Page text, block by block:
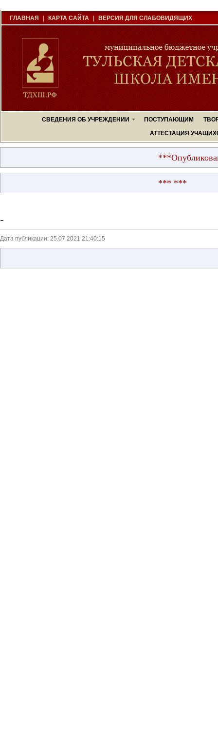
ГЛАВНАЯ КАРТА САЙТА ВЕРСИЯ ДЛЯ СЛАБОВИДЯЩИХ
СВЕДЕНИЯ ОБ УЧРЕЖДЕНИИ ПОСТУПАЮЩИМ
АТТЕСТАЦИЯ
*** ***
-
Дата публикации: 25.07.2021 21:40:15